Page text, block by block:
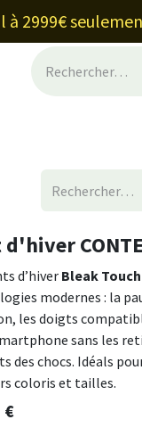
à 2999€
d'hiver
d’hiver Bleak Touch
modernes : la
les doigts
sans les
des chocs. Idéals
coloris et tailles.
€